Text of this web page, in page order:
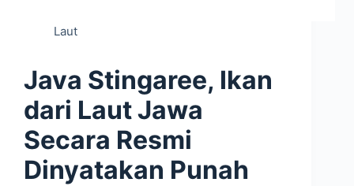
Laut
Java Stingaree, Ikan
dari Laut Jawa
Secara Resmi
Dinyatakan Punah